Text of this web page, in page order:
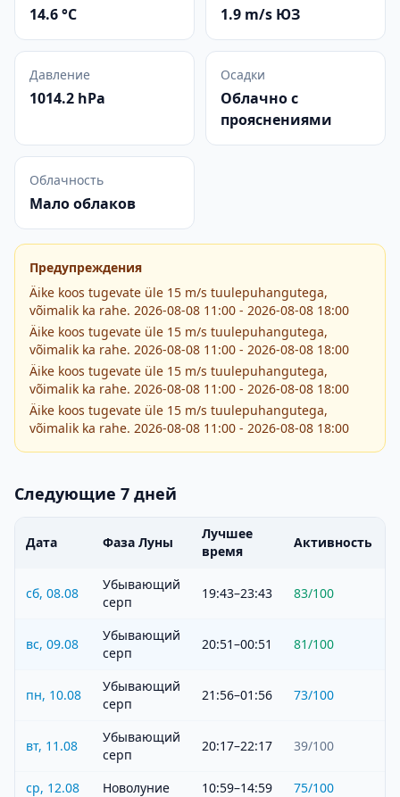
14.6 °C 1.9 m/s ЮЗ
Давление
1014.2 hPa
Осадки
Облачно с
прояснениями
Облачность
Мало облаков
Предупреждения
Äike koos tugevate üle 15 m/s tuulepuhangutega,
võimalik ka rahe. 2026-08-08 11:00 - 2026-08-08 18:00
Äike koos tugevate üle 15 m/s tuulepuhangutega,
võimalik ka rahe. 2026-08-08 11:00 - 2026-08-08 18:00
Äike koos tugevate üle 15 m/s tuulepuhangutega,
võimalik ka rahe. 2026-08-08 11:00 - 2026-08-08 18:00
Äike koos tugevate üle 15 m/s tuulepuhangutega,
võimalik ka rahe. 2026-08-08 11:00 - 2026-08-08 18:00
Следующие 7 дней
Дата Фаза Луны
Лучшее
время
Активность
сб, 08.08
Убывающий
серп
19:43–23:43 83/100
вс, 09.08
Убывающий
серп
20:51–00:51 81/100
пн, 10.08
Убывающий
серп
21:56–01:56 73/100
вт, 11.08
Убывающий
серп
20:17–22:17 39/100
ср, 12.08 Новолуние 10:59–14:59 75/100